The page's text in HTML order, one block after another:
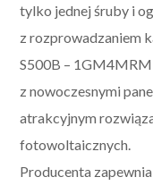
tylko jednej śruby i
z rozprowadzaniem
S500B –
z nowoczesnymi
atrakcyjnym
fotowoltaicznych.
Producenta